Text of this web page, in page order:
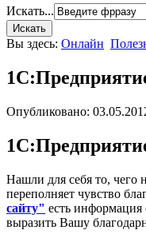
Искать...
Вы здесь: Онлайн
Опубликовано:
Нашли для себя то, чего
переполняет чувство
сайту" есть
выразить Вашу